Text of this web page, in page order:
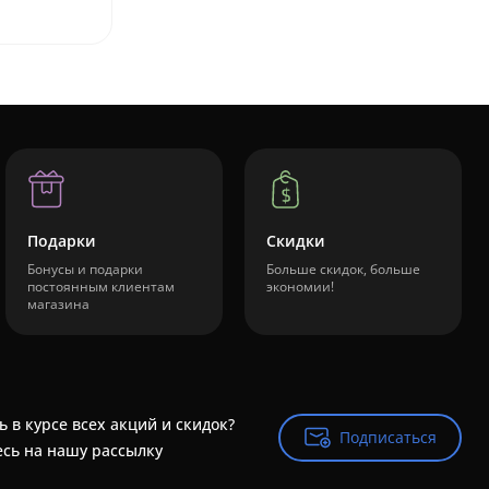
Подарки
Бонусы и подарки
постоянным клиентам
магазина
Скидки
Больше скидок, больше
экономии!
в курсе всех акций и скидок?
на нашу рассылку
Подписаться
Подписаться